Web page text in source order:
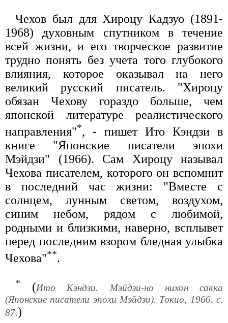
Чехов был для Хироцу Кадзуо (1891-
1968) духовным спутником в течение
всей жизни, и его творческое развитие
трудно понять без учета того глубокого
влияния, которое оказывал на него
великий русский писатель. "Хироцу
обязан Чехову гораздо больше, чем
японской литературе реалистического
направления"*, - пишет Ито Кэндзи в
книге "Японские писатели эпохи
Мэйдзи" (1966). Сам Хироцу называл
Чехова писателем, которого он вспомнит
в последний час жизни: "Вместе с
солнцем, лунным светом, воздухом,
синим небом, рядом с любимой,
родными и близкими, наверно, всплывет
перед последним взором бледная улыбка
Чехова"**.
* (Ито Кэндзи. Мэйдзи-но нихон сакка
(Японские писатели эпохи Мэйдзи). Токио, 1966, с.
87.)